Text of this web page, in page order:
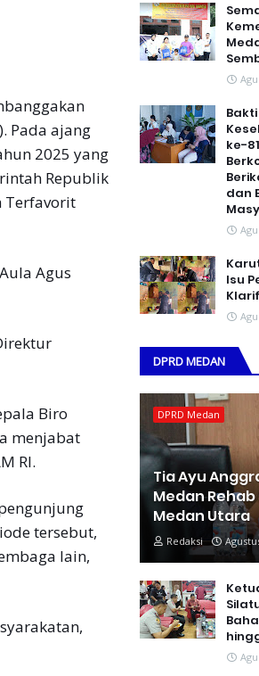
Pada ajang
2025 yang
Republik
Terfavorit
Agus
Biro
menjabat
RI.
tersebut,
lain,
ke-
dan
Isu
DPRD MEDAN
DPRD Medan
Tia Ayu
Medan
Medan Utara
Redaksi